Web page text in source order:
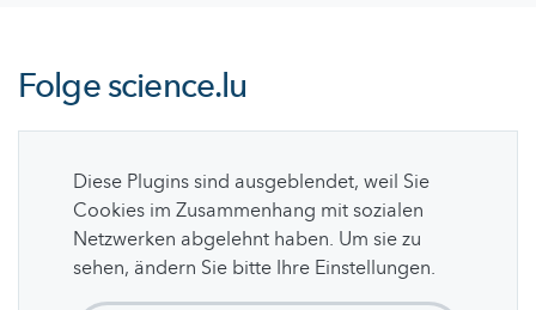
Folgescience.lu
Diese Plugins sind ausgeblendet, weil Sie
Cookies im Zusammenhang mit sozialen
Netzwerken abgelehnt haben. Um sie zu
sehen, ändern Sie bitte Ihre Einstellungen.